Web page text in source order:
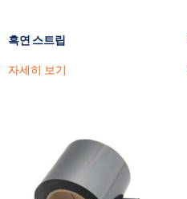
흑연 스트립
자세히 보기